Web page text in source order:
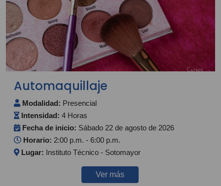
Automaquillaje
Modalidad: Presencial
Intensidad: 4 Horas
Fecha de inicio: Sábado 22 de agosto de 2026
Horario: 2:00 p.m. - 6:00 p.m.
Lugar: Instituto Técnico - Sotomayor
Ver más